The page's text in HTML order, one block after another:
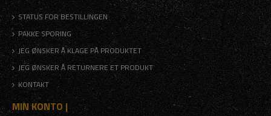
STATUS FOR BESTILLINGEN
PAKKE SPORING
JEG ØNSKER Å KLAGE PÅ PRODUKTET
JEG ØNSKER Å RETURNERE ET PRODUKT
KONTAKT
MIN KONTO |